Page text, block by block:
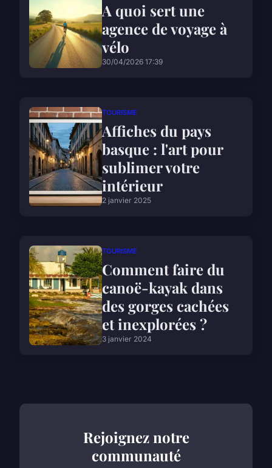
A quoi sert une
agence de voyage à
vélo
30/04/2026 17:39
TOURISME
Affiches du pays
basque : l'art pour
sublimer votre
intérieur
2 janvier 2025
TOURISME
Comment faire du
canoë-kayak dans
des gorges cachées
et inexplorées ?
3 janvier 2024
Rejoignez notre
communauté